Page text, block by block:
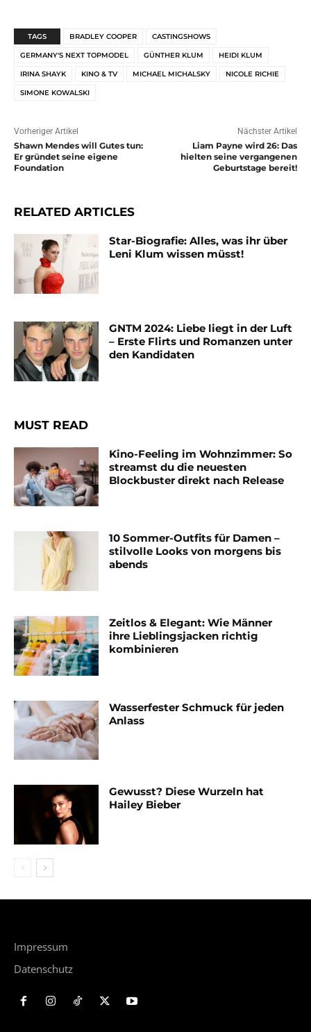
TAGS BRADLEY COOPER CASTINGSHOWS
GERMANY'S NEXT TOPMODEL GÜNTHER KLUM HEIDI KLUM
IRINA SHAYK KINO & TV MICHAEL MICHALSKY NICOLE RICHIE
SIMONE KOWALSKI
Vorheriger Artikel
Shawn Mendes will Gutes tun:
Er gründet seine eigene
Foundation
Nächster Artikel
Liam Payne wird 26: Das
hielten seine vergangenen
Geburtstage bereit!
RELATED ARTICLES
Star-Biografie: Alles, was ihr über
Leni Klum wissen müsst!
GNTM 2024: Liebe liegt in der Luft
– Erste Flirts und Romanzen unter
den Kandidaten
MUST READ
Kino-Feeling im Wohnzimmer: So
streamst du die neuesten
Blockbuster direkt nach Release
10 Sommer-Outfits für Damen –
stilvolle Looks von morgens bis
abends
Zeitlos & Elegant: Wie Männer
ihre Lieblingsjacken richtig
kombinieren
Wasserfester Schmuck für jeden
Anlass
Gewusst? Diese Wurzeln hat
Hailey Bieber
Impressum
Datenschutz